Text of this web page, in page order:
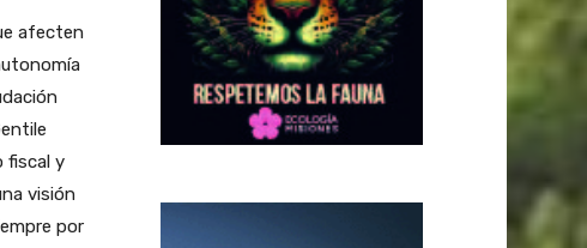
afecten
fiscal y
visión
por